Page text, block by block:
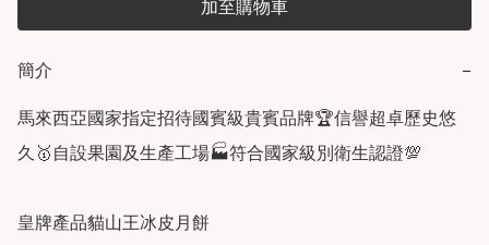
加至購物車
簡介 −
馬來西亞國家指定招待國賓級貴賓品牌🏆信譽超卓歷史悠
久🥇自設果園及生產工場🏭符合國家級別衛生認證💯
皇牌產品貓山王冰皮月餅